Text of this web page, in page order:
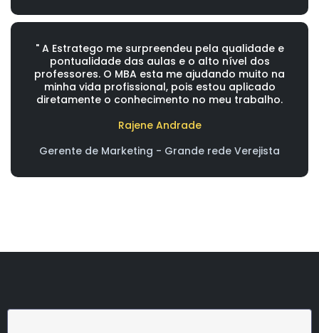
" A Estratego me surpreendeu pela qualidade e
pontualidade das aulas e o alto nível dos
professores. O MBA esta me ajudando muito na
minha vida profissional, pois estou aplicado
diretamente o conhecimento no meu trabalho.
Rajene Andrade
Gerente de Marketing - Grande rede Verejista